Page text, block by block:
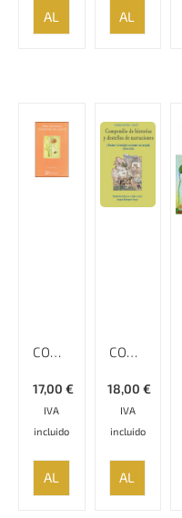
AL
CARRITO
AL
CARRITO
COMPAÑERO DEL VIENTO
€
17,00
IVA
incluido
AL
CARRITO
COMPENDIO DE HISTORIAS Y DESTELLOS DE NARRACIONES
€
18,00
IVA
incluido
AL
CARRITO